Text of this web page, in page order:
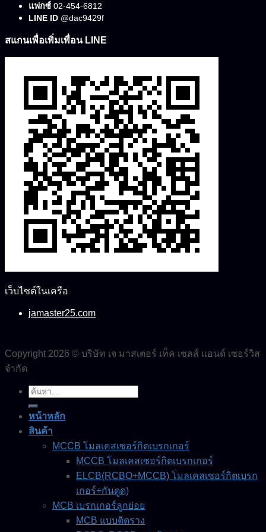
แฟกซ์ 02-454-6812
LINE ID @dac9429f
สแกนเพื่อเพิ่มเพื่อน LINE
เว็บไซต์ในเครือ
jamaster25.com
Copyright 2026 © บริษัท เจ มาสเตอร์ เท็ค เซลส์ แอนด์ เซอร์วิส
จำกัด
ค้นหา:
หน้าหลัก
สินค้า
MCCB โมลเคสเซอร์กิตเบรกเกอร์
MCCB โมลเคสเซอร์กิตเบรกเกอร์
ELCB(RCBO+MCCB) โมลเคสเซอร์กิตเบรก
เกอร์+กันดูด)
MCB เบรกเกอร์ลูกย่อย
MCB แบบติดราง